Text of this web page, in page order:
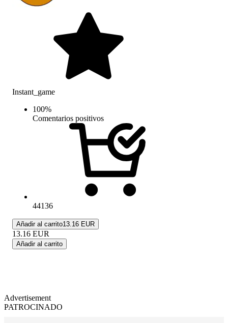
Instant_game
100%
Comentarios positivos
44136
Añadir al carrito13.16 EUR
13.16 EUR
Añadir al carrito
Advertisement
PATROCINADO